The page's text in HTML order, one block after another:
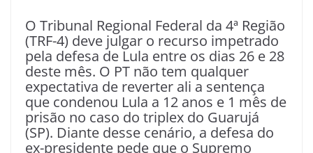
O Tribunal Regional Federal da 4ª Região
(TRF-4) deve julgar o recurso impetrado
pela defesa de Lula entre os dias 26 e 28
deste mês. O PT não tem qualquer
expectativa de reverter ali a sentença
que condenou Lula a 12 anos e 1 mês de
prisão no caso do triplex do Guarujá
(SP). Diante desse cenário, a defesa do
ex-presidente pede que o Supremo